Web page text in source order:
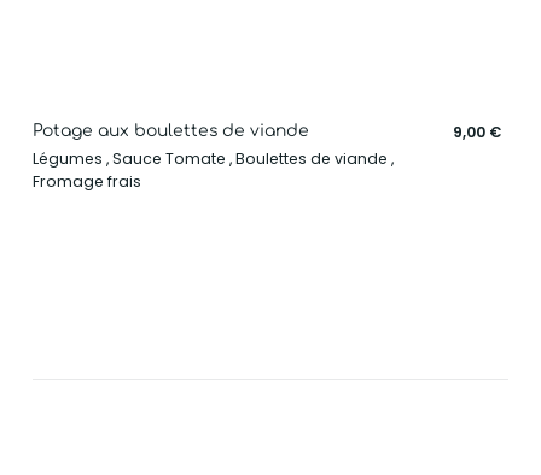
Potage aux boulettes de viande
Légumes , Sauce Tomate , Boulettes de viande ,
Fromage frais
9,00 €